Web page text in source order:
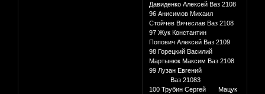
Давиденко Алексей Ваз 2108
96 Анисимов Михаил
Стойчев Вячеслав Ваз 2108
97 Жук Константин
Попович Алексей Ваз 2109
98 Горецкий Василий
Мартынюк Максим Ваз 2108
99 Лузан Евгений
Ваз 21083
100 Трубин Сергей Мацук